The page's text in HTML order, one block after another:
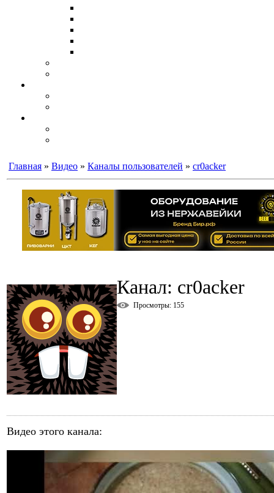
Главная » Видео » Каналы пользователей » cr0acker
Канал: cr0acker
Просмотры: 155
Видео этого канала: